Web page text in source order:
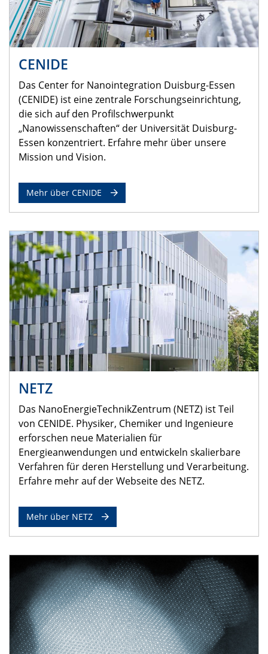
CENIDE
Das Center for Nanointegration Duisburg-Essen
(CENIDE) ist eine zentrale Forschungseinrichtung,
die sich auf den Profilschwerpunkt
„Nanowissenschaften“ der Universität Duisburg-
Essen konzentriert. Erfahre mehr über unsere
Mission und Vision.
Mehr über CENIDE
NETZ
Das NanoEnergieTechnikZentrum (NETZ) ist Teil
von CENIDE. Physiker, Chemiker und Ingenieure
erforschen neue Materialien für
Energieanwendungen und entwickeln skalierbare
Verfahren für deren Herstellung und Verarbeitung.
Erfahre mehr auf der Webseite des NETZ.
Mehr über NETZ